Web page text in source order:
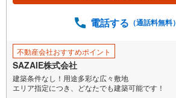
電話する （通話料無料）
不動産会社おすすめポイント
SAZAIE株式会社
建築条件なし！用途多彩な広々敷地
エリア指定につき、どなたでも建築可能です！